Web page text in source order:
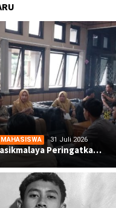
MAHASISWA 31 Juli 2026
Peringatka…